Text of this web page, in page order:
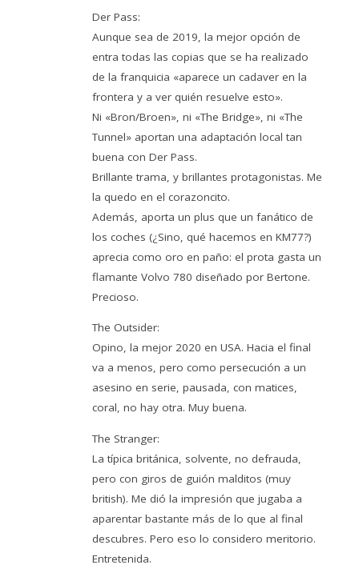
Der Pass:
Aunque sea de 2019, la mejor opción de
entra todas las copias que se ha realizado
de la franquicia «aparece un cadaver en la
frontera y a ver quién resuelve esto».
Ni «Bron/Broen», ni «The Bridge», ni «The
Tunnel» aportan una adaptación local tan
buena con Der Pass.
Brillante trama, y brillantes protagonistas. Me
la quedo en el corazoncito.
Además, aporta un plus que un fanático de
los coches (¿Sino, qué hacemos en KM77?)
aprecia como oro en paño: el prota gasta un
flamante Volvo 780 diseñado por Bertone.
Precioso.
The Outsider:
Opino, la mejor 2020 en USA. Hacia el final
va a menos, pero como persecución a un
asesino en serie, pausada, con matices,
coral, no hay otra. Muy buena.
The Stranger:
La típica británica, solvente, no defrauda,
pero con giros de guión malditos (muy
british). Me dió la impresión que jugaba a
aparentar bastante más de lo que al final
descubres. Pero eso lo considero meritorio.
Entretenida.